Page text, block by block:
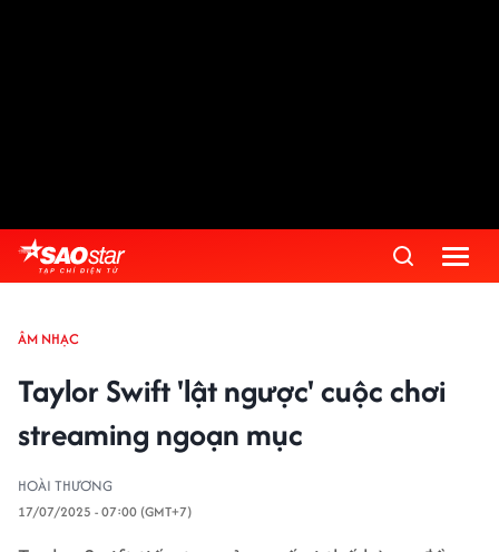
ÂM NHẠC
Taylor Swift 'lật ngược' cuộc chơi
streaming ngoạn mục
HOÀI THƯƠNG
17/07/2025 - 07:00 (GMT+7)